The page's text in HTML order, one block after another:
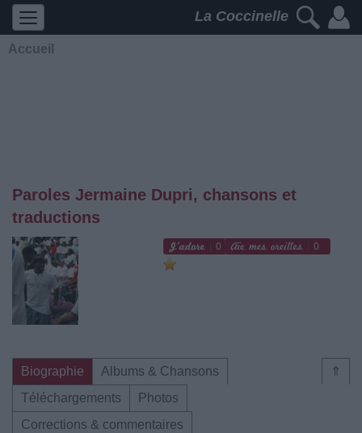
La Coccinelle
Accueil
Paroles Jermaine Dupri, chansons et
traductions
0 0
⇑
Biographie
Albums & Chansons
Téléchargements
Photos
Corrections & commentaires